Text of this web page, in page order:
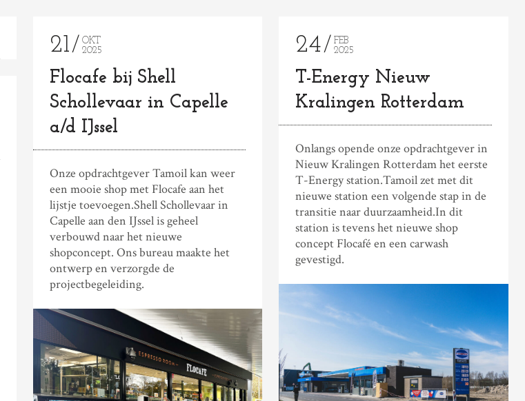
21
OKT
2025
Flocafe bij Shell
Schollevaar in Capelle
a/d IJssel
Onze opdrachtgever Tamoil kan weer
een mooie shop met Flocafe aan het
lijstje toevoegen.Shell Schollevaar in
Capelle aan den IJssel is geheel
verbouwd naar het nieuwe
shopconcept. Ons bureau maakte het
ontwerp en verzorgde de
projectbegeleiding.
24
FEB
2025
T-Energy Nieuw
Kralingen Rotterdam
Onlangs opende onze opdrachtgever in
Nieuw Kralingen Rotterdam het eerste
T-Energy station.Tamoil zet met dit
nieuwe station een volgende stap in de
transitie naar duurzaamheid.In dit
station is tevens het nieuwe shop
concept Flocafé en een carwash
gevestigd.